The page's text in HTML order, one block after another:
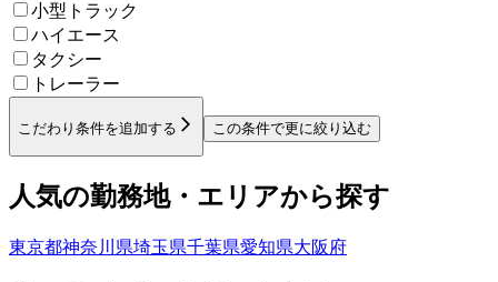
小型トラック
ハイエース
タクシー
トレーラー
こだわり条件を追加する この条件で更に絞り込む
人気の勤務地・エリアから探す
東京都神奈川県埼玉県千葉県愛知県大阪府